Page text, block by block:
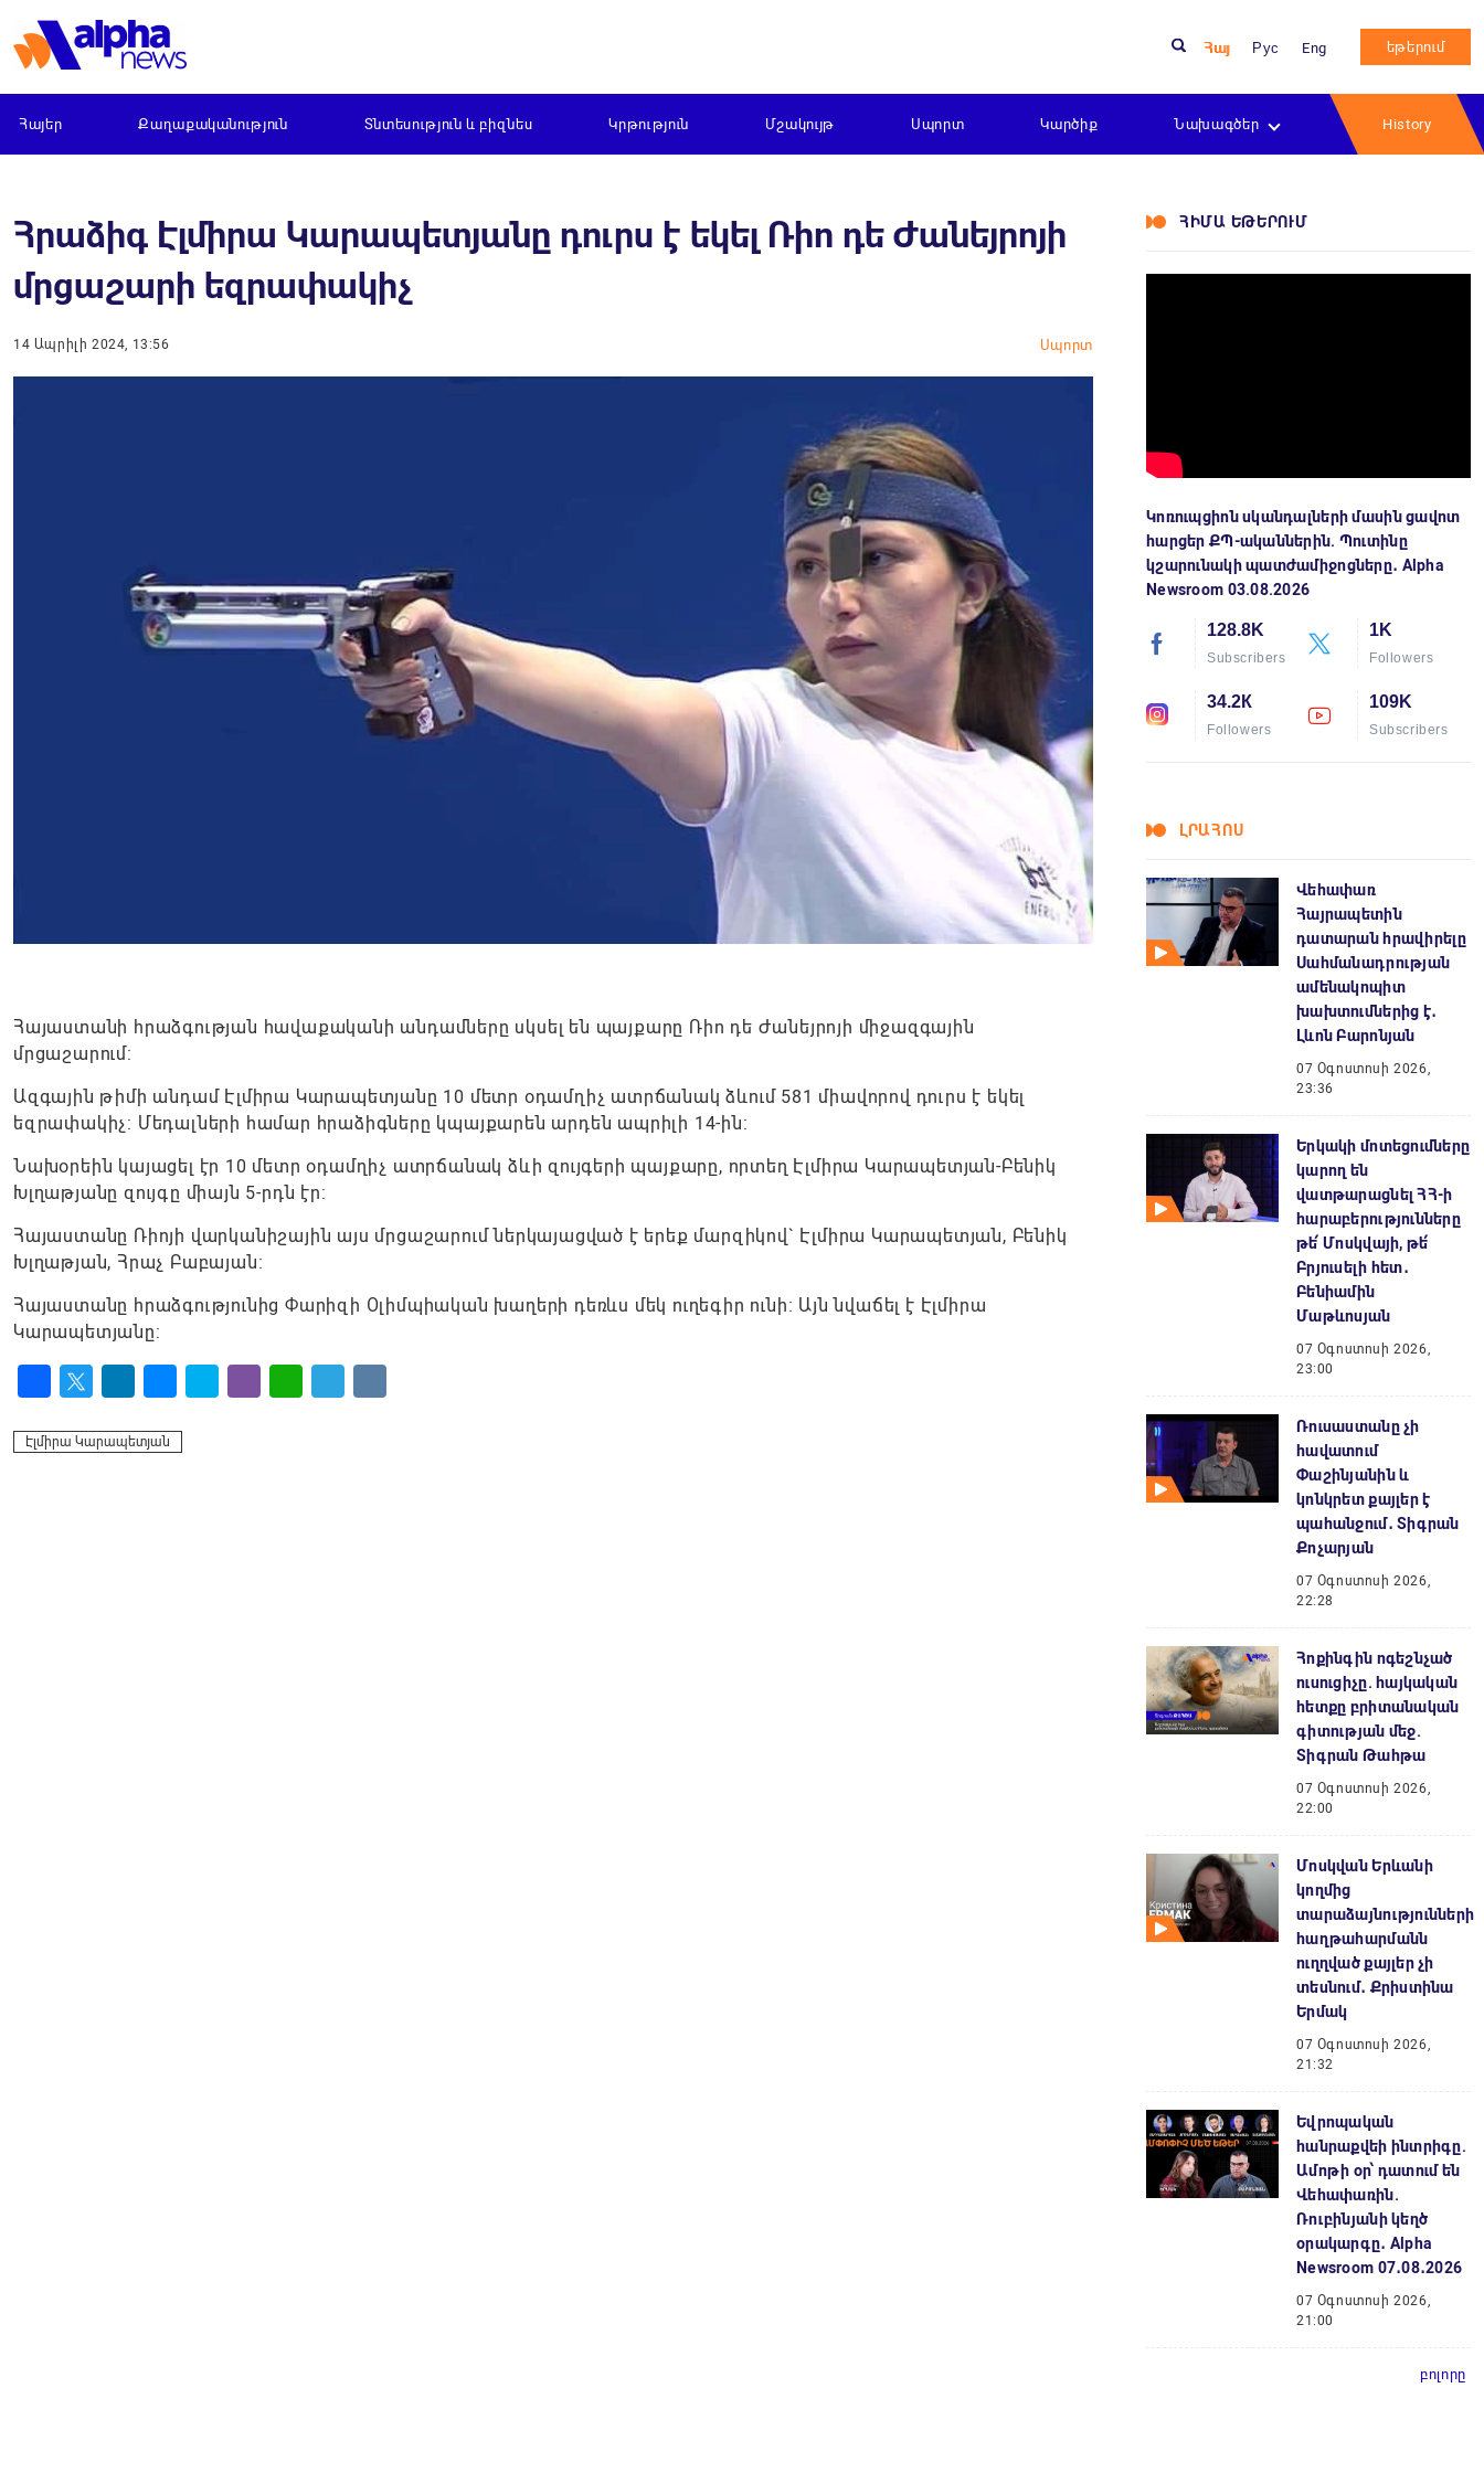
Հայ Рус Eng եթերում
Հայեր Քաղաքականություն Տնտեսություն և բիզնես Կրթություն Մշակույթ Սպորտ Կարծիք Նախագծեր History
Հրաձիգ Էլմիրա Կարապետյանը դուրս է եկել Ռիո դե Ժանեյրոյի
մրցաշարի եզրափակիչ
14 Ապրիլի 2024, 13:56 Սպորտ
Հայաստանի հրաձգության հավաքականի անդամները սկսել են պայքարը Ռիո դե Ժանեյրոյի միջազգային
մրցաշարում:
Ազգային թիմի անդամ Էլմիրա Կարապետյանը 10 մետր օդամղիչ ատրճանակ ձևում 581 միավորով դուրս է եկել
եզրափակիչ: Մեդալների համար հրաձիգները կպայքարեն արդեն ապրիլի 14-ին:
Նախօրեին կայացել էր 10 մետր օդամղիչ ատրճանակ ձևի զույգերի պայքարը, որտեղ Էլմիրա Կարապետյան-Բենիկ
Խլղաթյանը զույգը միայն 5-րդն էր:
Հայաստանը Ռիոյի վարկանիշային այս մրցաշարում ներկայացված է երեք մարզիկով` Էլմիրա Կարապետյան, Բենիկ
Խլղաթյան, Հրաչ Բաբայան:
Հայաստանը հրաձգությունից Փարիզի Օլիմպիական խաղերի դեռևս մեկ ուղեգիր ունի: Այն նվաճել է Էլմիրա
Կարապետյանը:
Էլմիրա Կարապետյան
ՀԻՄԱ ԵԹԵՐՈՒՄ
Կոռուպցիոն սկանդալների մասին ցավոտ
հարցեր ՔՊ-ականներին. Պուտինը
կշարունակի պատժամիջոցները․ Alpha
Newsroom 03.08.2026
128.8K
Subscribers
1K
Followers
34.2К
Followers
109K
Subscribers
ԼՐԱՀՈՍ
Վեհափառ
Հայրապետին
դատարան հրավիրելը
Սահմանադրության
ամենակոպիտ
խախտումներից է․
Լևոն Բարոնյան
07 Օգոստոսի 2026,
23:36
Երկակի մոտեցումները
կարող են
վատթարացնել ՀՀ-ի
հարաբերությունները
թե՛ Մոսկվայի, թե՛
Բրյուսելի հետ․
Բենիամին
Մաթևոսյան
07 Օգոստոսի 2026,
23:00
Ռուսաստանը չի
հավատում
Փաշինյանին և
կոնկրետ քայլեր է
պահանջում․ Տիգրան
Քոչարյան
07 Օգոստոսի 2026,
22:28
Հոքինգին ոգեշնչած
ուսուցիչը. հայկական
հետքը բրիտանական
գիտության մեջ.
Տիգրան Թահթա
07 Օգոստոսի 2026,
22:00
Մոսկվան Երևանի
կողմից
տարաձայնությունների
հաղթահարմանն
ուղղված քայլեր չի
տեսնում․ Քրիստինա
Երմակ
07 Օգոստոսի 2026,
21:32
Եվրոպական
հանրաքվեի ինտրիգը.
Ամոթի օր՝ դատում են
Վեհափառին.
Ռուբինյանի կեղծ
օրակարգը․ Alpha
Newsroom 07․08․2026
07 Օգոստոսի 2026,
21:00
բոլորը